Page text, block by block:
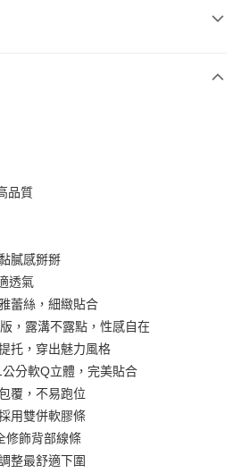
灣大哥大用戶可立即使用無須另外申請。
」，訂單成立後會自動跳轉到大哥付的交易
分期的期數、繳款截止日，確認付款後即完
用金額請依後續交易確認頁面所載為準。
確認交易或遇審核未通過，訂單將自動取
之後才付款」的支付方式。 讓您購物簡單
綁卡、不需儲值。
品質
膩感掰掰
透氣
蕾絲，細緻貼合
，露溝不露點，性感自在
托，穿出魅力風格
分軟Q立體，完美貼合
覆，不易跑位
用雙併軟膠條
修飾背部線條
整最舒適下圍